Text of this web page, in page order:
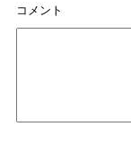
コメント